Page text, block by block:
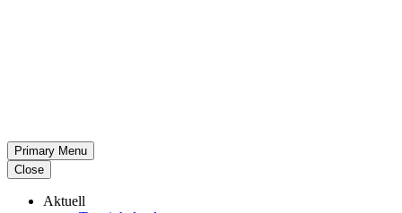
Primary Menu
Close
Aktuell